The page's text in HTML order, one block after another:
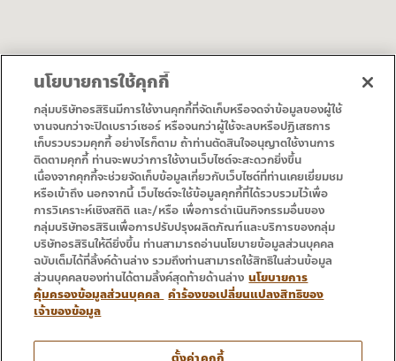
ขอเส้นทาง ดาวน์โหลดแผนที่
• หน้าแรก
• โปรโมชั่น
• บริการ
• ติดต่อเรา
โทร : 053 333 666
นโยบายการใช้คุกกี้
กลุ่มบริษัทอรสิรินมีการใช้งานคุกกี้ที่จัดเก็บหรือจดจำข้อมูลของผู้ใช้
งานจนกว่าจะปิดเบราว์เซอร์ หรือจนกว่าผู้ใช้จะลบหรือปฏิเสธการ
เก็บรวบรวมคุกกี้ อย่างไรก็ตาม ถ้าท่านตัดสินใจอนุญาตใช้งานการ
ติดตามคุกกี้ ท่านจะพบว่าการใช้งานเว็บไซต์จะสะดวกยิ่งขึ้น
เนื่องจากคุกกี้จะช่วยจัดเก็บข้อมูลเกี่ยวกับเว็บไซต์ที่ท่านเคยเยี่ยมชม
หรือเข้าถึง นอกจากนี้ เว็บไซต์จะใช้ข้อมูลคุกกี้ที่ได้รวบรวมไว้เพื่อ
การวิเคราะห์เชิงสถิติ และ/หรือ เพื่อการดำเนินกิจกรรมอื่นของ
กลุ่มบริษัทอรสิรินเพื่อการปรับปรุงผลิตภัณฑ์และบริการของกลุ่ม
บริษัทอรสิรินให้ดียิ่งขึ้น ท่านสามารถอ่านนโยบายข้อมูลส่วนบุคคล
ฉบับเต็มได้ที่ลิ้งค์ด้านล่าง รวมถึงท่านสามารถใช้สิทธิในส่วนข้อมูล
ส่วนบุคคลของท่านได้ตามลิ้งค์สุดท้ายด้านล่าง นโยบายการ
คุ้มครองข้อมูลส่วนบุคคล คำร้องขอเปลี่ยนแปลงสิทธิของ
เจ้าของข้อมูล